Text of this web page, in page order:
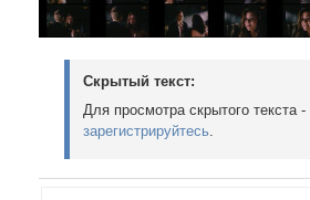
Скрытый текст:
Для просмотра скрытого текста -
зарегистрируйтесь.